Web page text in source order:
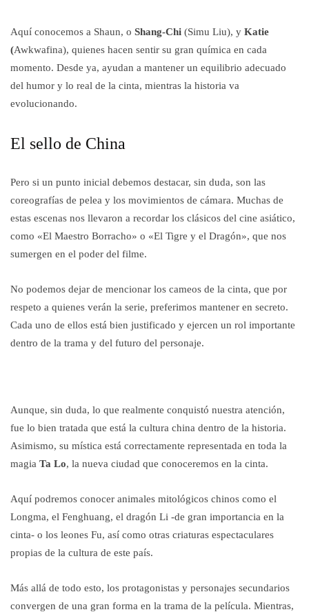
Aquí conocemos a Shaun, o Shang-Chi (Simu Liu), y Katie
(Awkwafina), quienes hacen sentir su gran química en cada
momento. Desde ya, ayudan a mantener un equilibrio adecuado
del humor y lo real de la cinta, mientras la historia va
evolucionando.
El sello de China
Pero si un punto inicial debemos destacar, sin duda, son las
coreografías de pelea y los movimientos de cámara. Muchas de
estas escenas nos llevaron a recordar los clásicos del cine asiático,
como «El Maestro Borracho» o «El Tigre y el Dragón», que nos
sumergen en el poder del filme.
No podemos dejar de mencionar los cameos de la cinta, que por
respeto a quienes verán la serie, preferimos mantener en secreto.
Cada uno de ellos está bien justificado y ejercen un rol importante
dentro de la trama y del futuro del personaje.
Aunque, sin duda, lo que realmente conquistó nuestra atención,
fue lo bien tratada que está la cultura china dentro de la historia.
Asimismo, su mística está correctamente representada en toda la
magia Ta Lo, la nueva ciudad que conoceremos en la cinta.
Aquí podremos conocer animales mitológicos chinos como el
Longma, el Fenghuang, el dragón Li -de gran importancia en la
cinta- o los leones Fu, así como otras criaturas espectaculares
propias de la cultura de este país.
Más allá de todo esto, los protagonistas y personajes secundarios
convergen de una gran forma en la trama de la película. Mientras,